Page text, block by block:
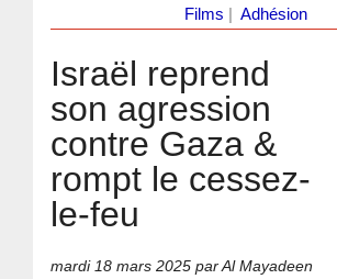
Films
Adhésion
Israël reprend
son agression
contre Gaza &
rompt le cessez-
le-feu
mardi 18 mars 2025 par Al Mayadeen